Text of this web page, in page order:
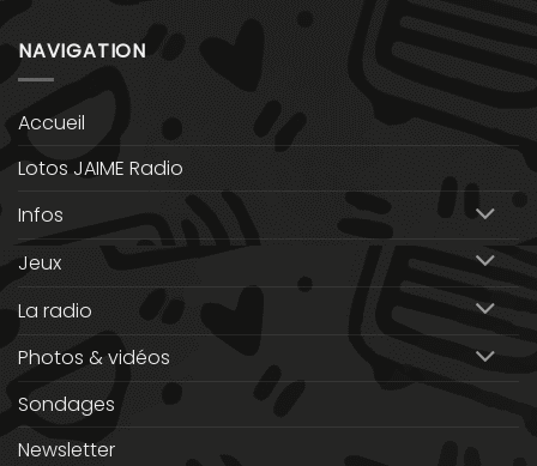
NAVIGATION
Accueil
Lotos JAIME Radio
Infos
Jeux
La radio
Photos & vidéos
Sondages
Newsletter